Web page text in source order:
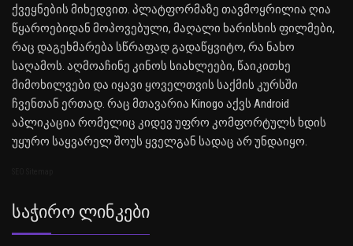
ქვეყნების მიხედვით. პლატფორმაზე თავმოყრილია ღია
წყაროებიდან მოპოვებული, მაღალი ხარისხის ფილმები,
რაც დაგეხმარება სწრაფად გადაწყვიტო, რა ნახო
საღამოს. აღმოაჩინე კინოს სიახლეები, წაიკითხე
მიმოხილვები და იყავი ყოველთვის საქმის კურსში
ჩვენთან ერთად. რაც მთავარია Kinogo აქვს Android
აპლიკაცია რომელიც კიდევ უფრო კომფორტულს ხდის
უყურო საყვარელ შოუს ყველგან სადაც არ უნდაიყო.
Საჭირო Ლინკები